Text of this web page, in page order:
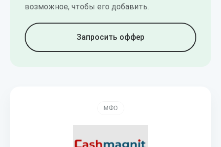
возможное, чтобы его добавить.
Запросить оффер
МФО